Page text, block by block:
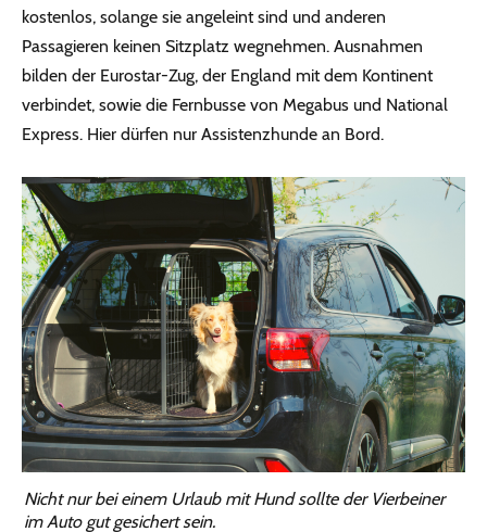
kostenlos, solange sie angeleint sind und anderen
Passagieren keinen Sitzplatz wegnehmen. Ausnahmen
bilden der Eurostar-Zug, der England mit dem Kontinent
verbindet, sowie die Fernbusse von Megabus und National
Express. Hier dürfen nur Assistenzhunde an Bord.
Nicht nur bei einem Urlaub mit Hund sollte der Vierbeiner
im Auto gut gesichert sein.